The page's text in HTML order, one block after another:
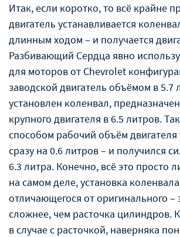
Итак, если коротко, то всё крайне
двигатель устанавливается
длинным ходом – и получается
Разбивающий Сердца явно
для моторов от Chevrolet
заводской двигатель объёмом в 5.7
установлен коленвал,
крупного двигателя в 6.5 литров.
способом рабочий объём двигателя
сразу на 0.6 литров – и получился
6.3 литра. Конечно, всё это просто
на самом деле, установка
отличающегося от оригинального –
сложнее, чем расточка цилиндров.
в случае с расточкой, наверняка